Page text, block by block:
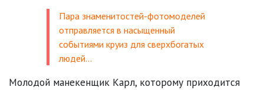
Пара знаменитостей-фотомоделей
отправляется в насыщенный
событиями круиз для сверхбогатых
людей…
Молодой манекенщик Карл, которому приходится